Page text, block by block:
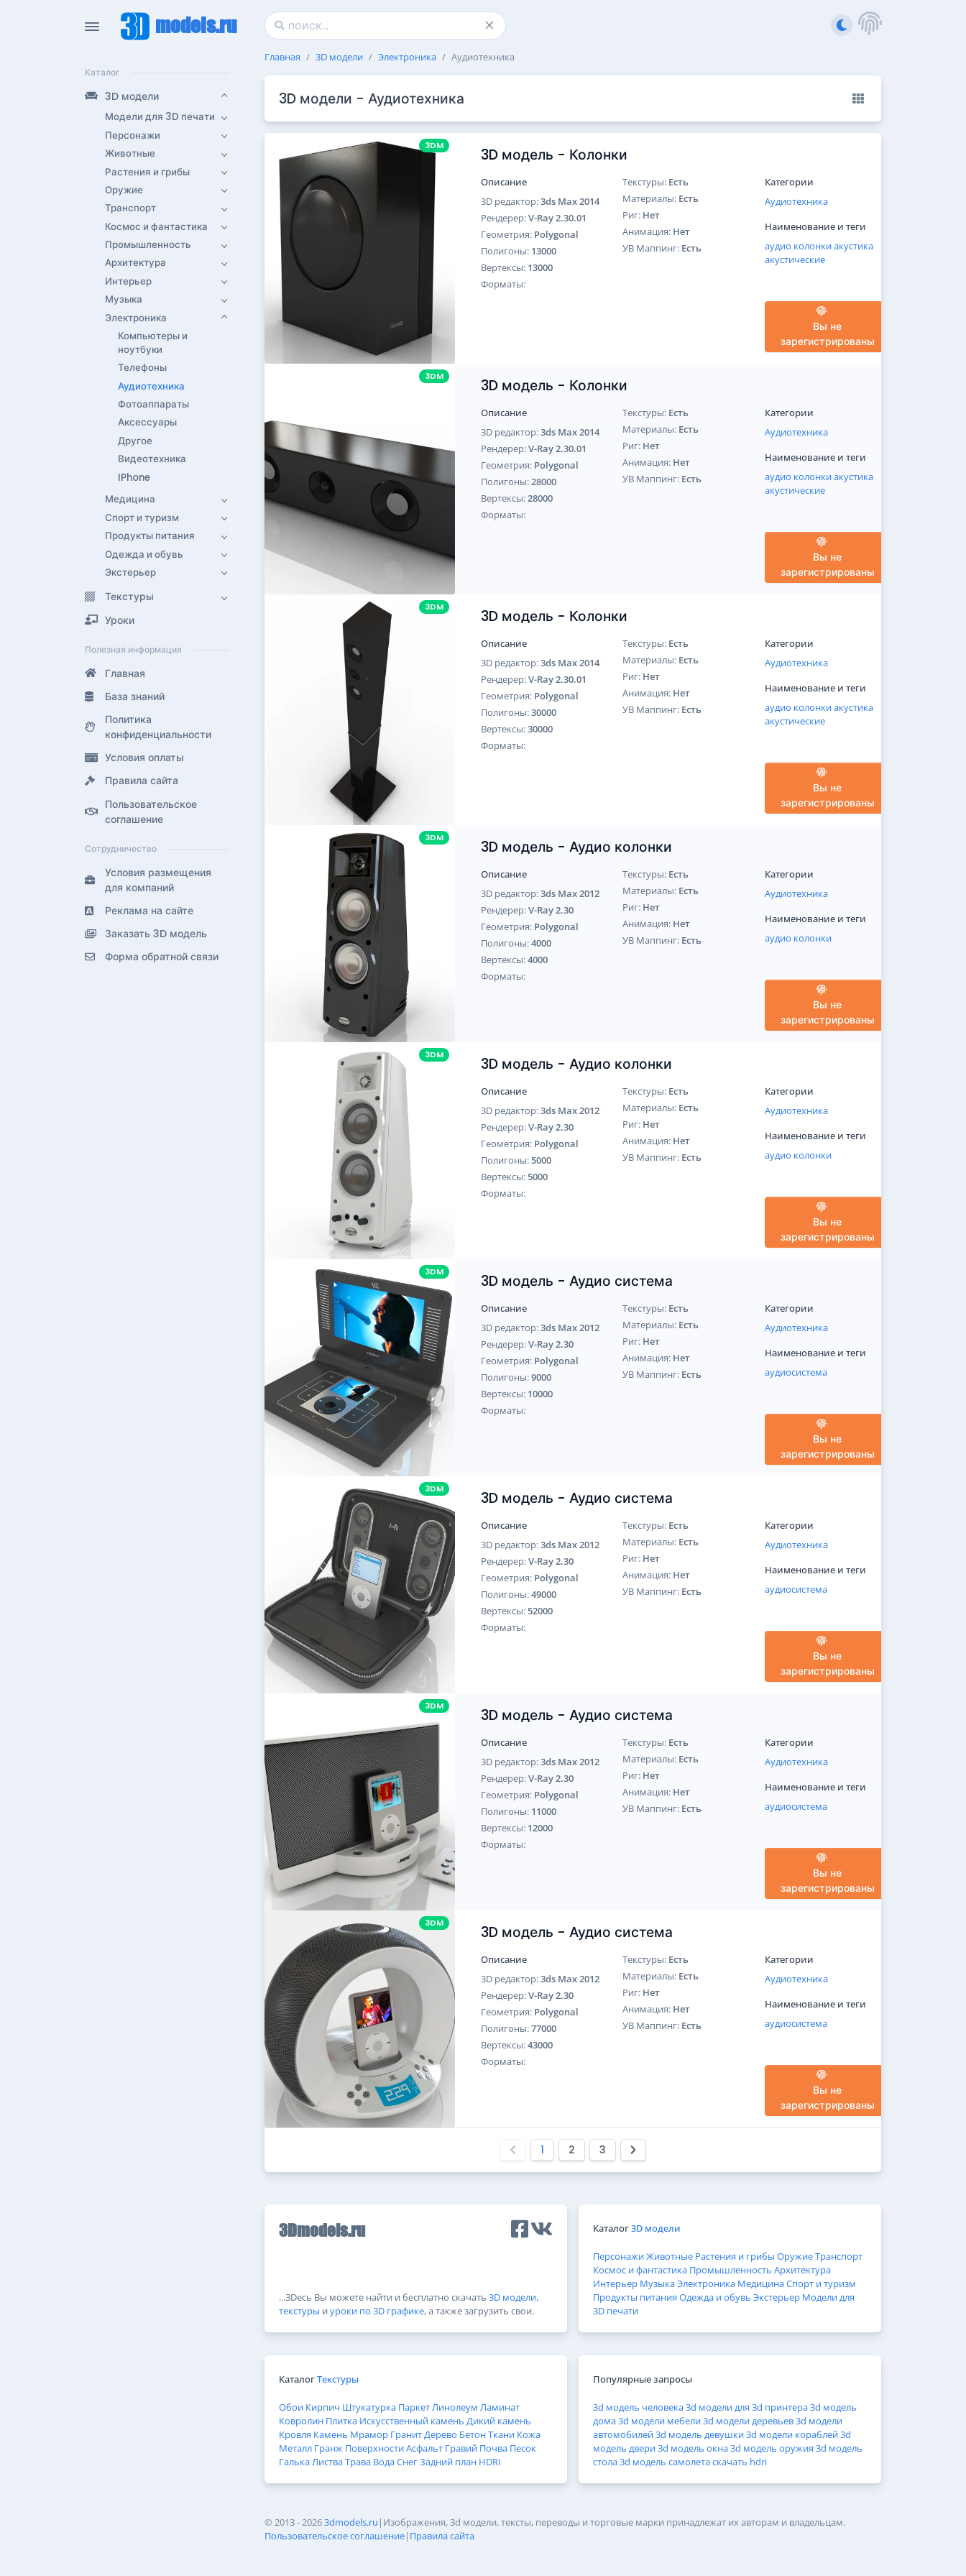
models.ru
Каталог
3D модели
Модели для 3D печати
Персонажи
Животные
Растения и грибы
Оружие
Транспорт
Космос и фантастика
Промышленность
Архитектура
Интерьер
Музыка
Электроника
Компьютеры и
ноутбуки
Телефоны
Аудиотехника
Фотоаппараты
Аксессуары
Другое
Видеотехника
IPhone
Медицина
Спорт и туризм
Продукты питания
Одежда и обувь
Экстерьер
Текстуры
Уроки
Полезная информация
Главная
База знаний
Политика
конфиденциальности
Условия оплаты
Правила сайта
Пользовательское
соглашение
Сотрудничество
Условия размещения
для компаний
Реклама на сайте
Заказать 3D модель
Форма обратной связи
Главная 3D модели Электроника Аудиотехника
3D модели - Аудиотехника
3DM
3D модель - Колонки
Описание
3D редактор:3ds Max 2014
Рендерер:V-Ray 2.30.01
Геометрия: Polygonal
Полигоны: 13000
Вертексы: 13000
Форматы:
Текстуры: Есть
Материалы: Есть
Риг: Нет
Анимация: Нет
УВ Маппинг: Есть
Категории
Аудиотехника
Наименование и теги
аудио колонкиакустика
акустические
Вы не
зарегистрированы
3DM
3D модель - Колонки
Описание
3D редактор:3ds Max 2014
Рендерер:V-Ray 2.30.01
Геометрия: Polygonal
Полигоны:28000
Вертексы:28000
Форматы:
Текстуры: Есть
Материалы: Есть
Риг: Нет
Анимация: Нет
УВ Маппинг: Есть
Категории
Аудиотехника
Наименование и теги
аудио колонкиакустика
акустические
Вы не
зарегистрированы
3DM
3D модель - Колонки
Описание
3D редактор:3ds Max 2014
Рендерер:V-Ray 2.30.01
Геометрия: Polygonal
Полигоны:30000
Вертексы:30000
Форматы:
Текстуры: Есть
Материалы: Есть
Риг: Нет
Анимация: Нет
УВ Маппинг: Есть
Категории
Аудиотехника
Наименование и теги
аудио колонкиакустика
акустические
Вы не
зарегистрированы
3DM
3D модель - Аудио колонки
Описание
3D редактор:3ds Max 2012
Рендерер:V-Ray 2.30
Геометрия: Polygonal
Полигоны:4000
Вертексы:4000
Форматы:
Текстуры: Есть
Материалы: Есть
Риг: Нет
Анимация: Нет
УВ Маппинг: Есть
Категории
Аудиотехника
Наименование и теги
аудио колонки
Вы не
зарегистрированы
3DM
3D модель - Аудио колонки
Описание
3D редактор:3ds Max 2012
Рендерер:V-Ray 2.30
Геометрия: Polygonal
Полигоны:5000
Вертексы:5000
Форматы:
Текстуры: Есть
Материалы: Есть
Риг: Нет
Анимация: Нет
УВ Маппинг: Есть
Категории
Аудиотехника
Наименование и теги
аудио колонки
Вы не
зарегистрированы
3DM
3D модель - Аудио система
Описание
3D редактор:3ds Max 2012
Рендерер:V-Ray 2.30
Геометрия: Polygonal
Полигоны:9000
Вертексы: 10000
Форматы:
Текстуры: Есть
Материалы: Есть
Риг: Нет
Анимация: Нет
УВ Маппинг: Есть
Категории
Аудиотехника
Наименование и теги
аудиосистема
Вы не
зарегистрированы
3DM
3D модель - Аудио система
Описание
3D редактор:3ds Max 2012
Рендерер:V-Ray 2.30
Геометрия: Polygonal
Полигоны:49000
Вертексы:52000
Форматы:
Текстуры: Есть
Материалы: Есть
Риг: Нет
Анимация: Нет
УВ Маппинг: Есть
Категории
Аудиотехника
Наименование и теги
аудиосистема
Вы не
зарегистрированы
3DM
3D модель - Аудио система
Описание
3D редактор:3ds Max 2012
Рендерер:V-Ray 2.30
Геометрия: Polygonal
Полигоны: 11000
Вертексы: 12000
Форматы:
Текстуры: Есть
Материалы: Есть
Риг: Нет
Анимация: Нет
УВ Маппинг: Есть
Категории
Аудиотехника
Наименование и теги
аудиосистема
Вы не
зарегистрированы
3DM
3D модель - Аудио система
Описание
3D редактор:3ds Max 2012
Рендерер:V-Ray 2.30
Геометрия: Polygonal
Полигоны:77000
Вертексы:43000
Форматы:
Текстуры: Есть
Материалы: Есть
Риг: Нет
Анимация: Нет
УВ Маппинг: Есть
Категории
Аудиотехника
Наименование и теги
аудиосистема
Вы не
зарегистрированы
1 2 3
3Dmodels.ru
...3Dесь Вы можете найти и бесплатно скачать 3D модели,
текстуры и уроки по 3D графике, а также загрузить свои.
Каталог3D модели
ПерсонажиЖивотные Растения и грибы ОружиеТранспорт
Космос и фантастика Промышленность Архитектура
Интерьер МузыкаЭлектроника МедицинаСпорт и туризм
Продукты питания Одежда и обувь Экстерьер Модели для
3D печати
КаталогТекстуры
Обои Кирпич Штукатурка ПаркетЛинолеум Ламинат
Ковролин Плитка Искусственный камень Дикий камень
Кровля Камень Мрамор ГранитДерево БетонТкани Кожа
Металл Гранж ПоверхностиАсфальт Гравий Почва Песок
ГалькаЛистваТрава ВодаСнегЗадний план HDRI
Популярные запросы
3d модель человека3d модели для 3d принтера3d модель
дома3d модели мебели3d модели деревьев3d модели
автомобилей3d модель девушки3d модели кораблей3d
модель двери3d модель окна3d модель оружия 3d модель
стола3d модель самолетаскачать hdri
© 2013 - 20263dmodels.ru | Изображения, 3d модели, тексты, переводы и торговые марки принадлежат их авторам и владельцам.
Пользовательское соглашение| Правила сайта